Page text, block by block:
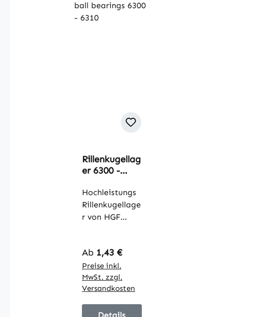
Rillenkugellag
er 6300 -
Hochleistungs
Rillenkugellage
r von HGF
Größen 6300 -
6310
Abdichtung
wahlweise 2RS
oder ZZ
Regulärer Preis:
Ab 1,43 €
Preise inkl.
MwSt. zzgl.
Versandkosten